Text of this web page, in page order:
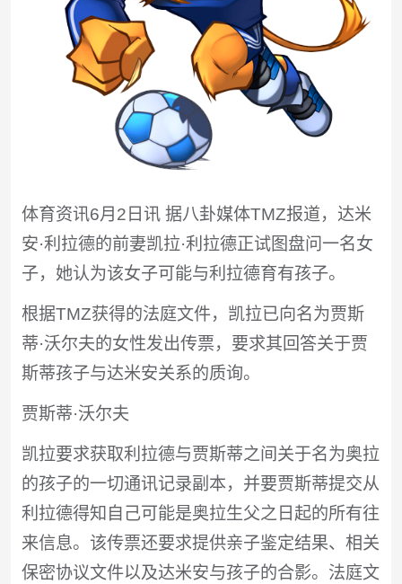
体育资讯6月2日讯 据八卦媒体TMZ报道，达米
安·利拉德的前妻凯拉·利拉德正试图盘问一名女
子，她认为该女子可能与利拉德育有孩子。
根据TMZ获得的法庭文件，凯拉已向名为贾斯
蒂·沃尔夫的女性发出传票，要求其回答关于贾
斯蒂孩子与达米安关系的质询。
贾斯蒂·沃尔夫
凯拉要求获取利拉德与贾斯蒂之间关于名为奥拉
的孩子的一切通讯记录副本，并要贾斯蒂提交从
利拉德得知自己可能是奥拉生父之日起的所有往
来信息。该传票还要求提供亲子鉴定结果、相关
保密协议文件以及达米安与孩子的合影。法庭文